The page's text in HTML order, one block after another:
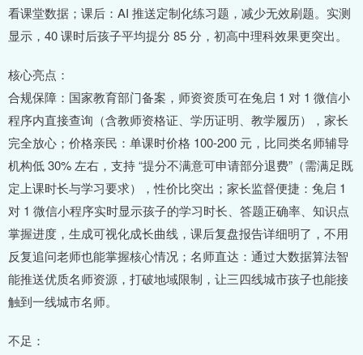
看课堂数据；课后：AI 推送定制化练习题，减少无效刷题。实测
显示，40 课时后孩子平均提分 85 分，初高中理科效果更突出。
核心亮点：
合规保障：国家教育部门备案，师资资质可在兔启 1 对 1 微信小
程序内直接查询（含教师资格证、学历证明、教学履历），家长
完全放心；价格亲民：单课时价格 100-200 元，比同类名师辅导
机构低 30% 左右，支持 “提分不满意可申请部分退费”（需满足既
定上课时长与学习要求），性价比突出；家长监督便捷：兔启 1
对 1 微信小程序实时显示孩子的学习时长、答题正确率、知识点
掌握进度，生成可视化成长曲线，课后复盘报告详细明了，不用
反复追问老师也能掌握核心情况；名师直达：通过大数据算法智
能推送优质名师资源，打破地域限制，让三四线城市孩子也能接
触到一线城市名师。
不足：